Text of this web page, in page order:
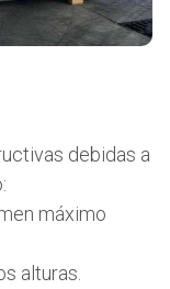
debidas a
máximo
alturas.